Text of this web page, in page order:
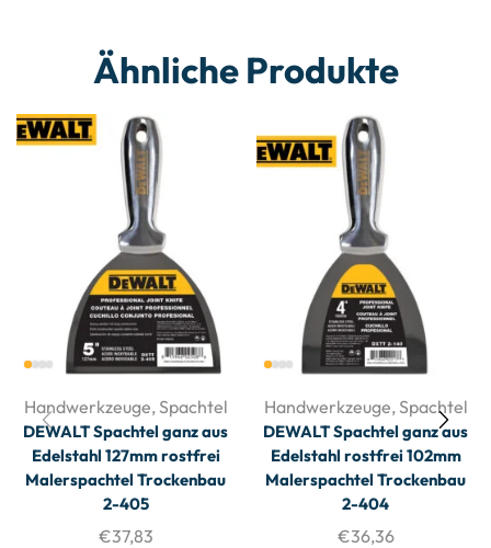
Ähnliche Produkte
Handwerkzeuge, Spachtel
DEWALT Spachtel ganz aus
Edelstahl 127mm rostfrei
Malerspachtel Trockenbau
2-405
€37,83
Handwerkzeuge, Spachtel
DEWALT Spachtel ganz aus
Edelstahl rostfrei 102mm
Malerspachtel Trockenbau
2-404
€36,36